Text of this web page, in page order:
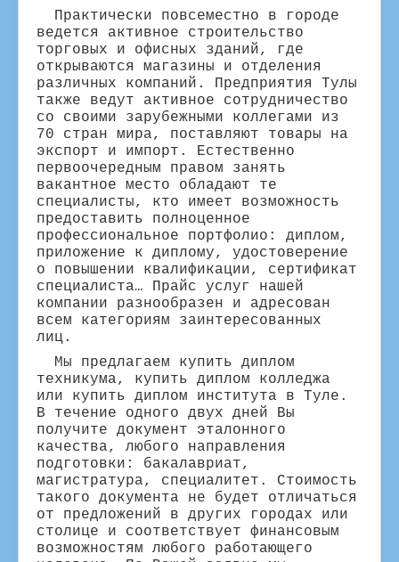
Практически повсеместно в городе
ведется активное строительство
торговых и офисных зданий, где
открываются магазины и отделения
различных компаний. Предприятия Тулы
также ведут активное сотрудничество
со своими зарубежными коллегами из
70 стран мира, поставляют товары на
экспорт и импорт. Естественно
первоочередным правом занять
вакантное место обладают те
специалисты, кто имеет возможность
предоставить полноценное
профессиональное портфолио: диплом,
приложение к диплому, удостоверение
о повышении квалификации, сертификат
специалиста… Прайс услуг нашей
компании разнообразен и адресован
всем категориям заинтересованных
лиц.
Мы предлагаем купить диплом
техникума, купить диплом колледжа
или купить диплом института в Туле.
В течение одного двух дней Вы
получите документ эталонного
качества, любого направления
подготовки: бакалавриат,
магистратура, специалитет. Стоимость
такого документа не будет отличаться
от предложений в других городах или
столице и соответствует финансовым
возможностям любого работающего